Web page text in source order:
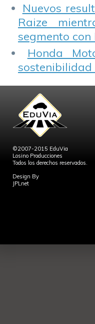
Nuevos
Raize
segmento con
Honda
sostenibilidad
©2007-2015 EduVia
Losino Producciones
Todos los derechos reservados.
Design By
JPLnet